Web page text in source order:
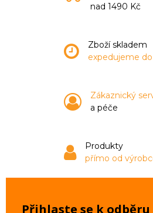
nad 1490 Kč
Zboží skladem
expedujeme
Zákaznický
a péče
Produkty
přímo od
Přihlaste se k